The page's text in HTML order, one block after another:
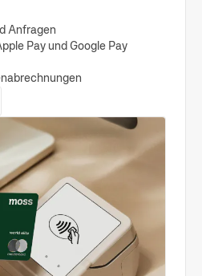
Anfragen
Pay und Google Pay